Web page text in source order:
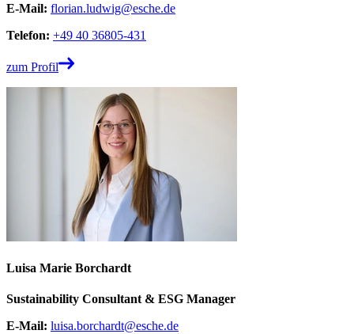
E-Mail: florian.ludwig@esche.de
Telefon: +49 40 36805-431
zum Profil
Luisa Marie Borchardt
Sustainability Consultant & ESG Manager
E-Mail: luisa.borchardt@esche.de